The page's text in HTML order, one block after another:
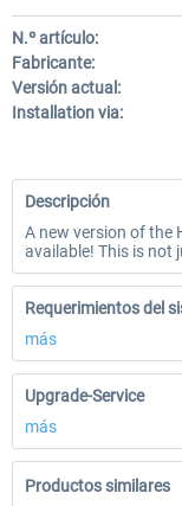
N.º artículo:
Fabricante:
Versión actual:
Installation via:
Descripción
A new version of the
available! This is not
Requerimientos del
más
Upgrade-Service
más
Productos similares